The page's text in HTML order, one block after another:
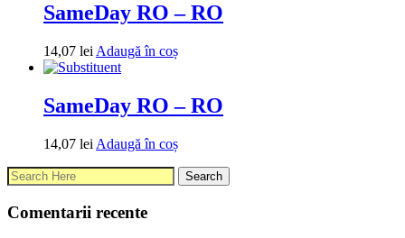
SameDay RO – RO
14,07 lei Adaugă în coș
SameDay RO – RO
14,07 lei Adaugă în coș
Comentarii recente